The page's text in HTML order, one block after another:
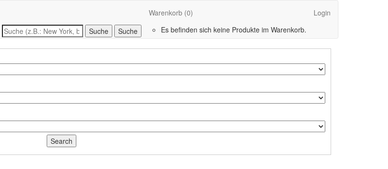
Suche
Warenkorb (0)
Es befinden sich keine Produkte im Warenkorb.
Login